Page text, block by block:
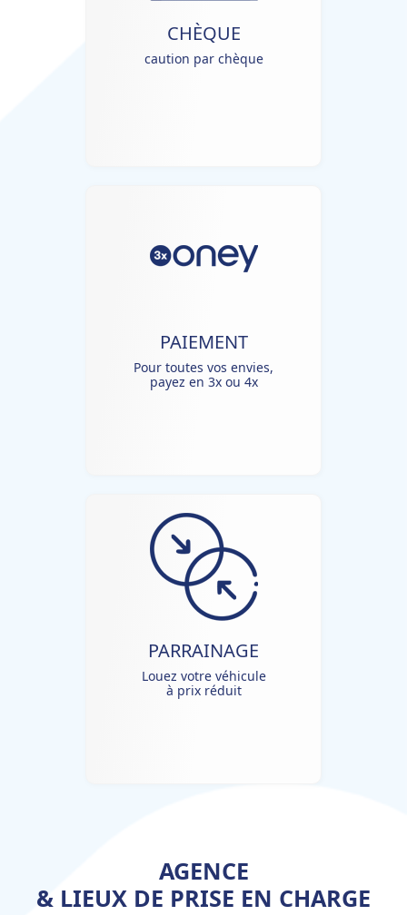
CHÈQUE
caution par chèque
PAIEMENT
Pour toutes vos envies,
payez en 3x ou 4x
PARRAINAGE
Louez votre véhicule
à prix réduit
AGENCE
& LIEUX DE PRISE EN CHARGE